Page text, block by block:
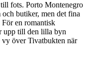
fots. Porto Montenegro
butiker, men det fina
För en romantisk
upp till den lilla byn
över Tivatbukten när